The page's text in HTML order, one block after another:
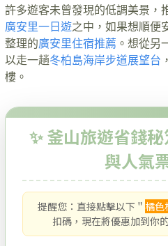
許多遊客未曾發現的低調美景，
廣安里一日遊之中，如果想順便
整理的廣安里住宿推薦 。想從另
以走一趟冬柏島海岸步道展望台
樓。
✨ 釜山旅遊省錢
與人氣
提醒您：直接點擊以下＂橘色
扣碼，現在將優惠加到你